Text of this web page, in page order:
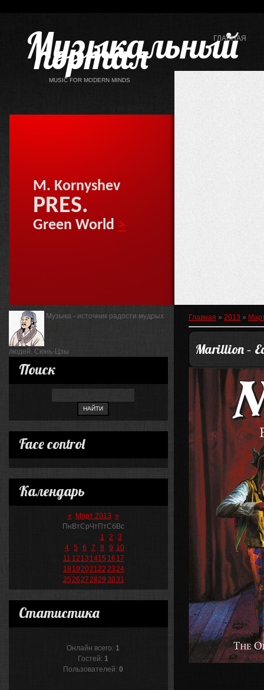
Музыкальный
портал
MUSIC FOR MODERN MINDS
ГЛАВНАЯ
M. Kornyshev
PRES.
Green World >
Музыка - источник радости мудрых
людей. Сюнь-Цзы
Поиск
Face control
Календарь
« Март 2013 »
Пн ВтСрЧт ПтСбВс
1
2
3
4 5 6 7 8 9 10
11 12 13 1415 16 17
18 19202122 2324
2526272829 3031
Статистика
Онлайн всего: 1
Гостей: 1
Пользователей: 0
Главная » 2013 »
Marillion –